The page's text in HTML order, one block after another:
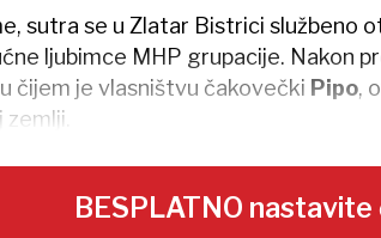
sutra se u Zlatar Bistrici službeno
ljubimce MHP grupacije. Nakon
čijem je vlasništvu čakovečki Pipo,
zemlji.
BESPLATNO